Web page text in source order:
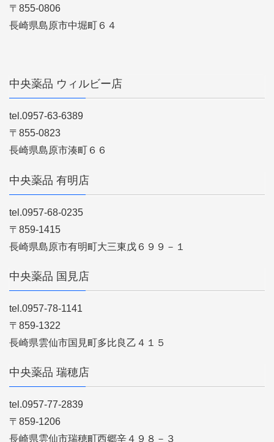
〒855-0806
長崎県島原市中堀町６４
中央薬品 ウィルビー店
tel.0957-63-6389
〒855-0823
長崎県島原市湊町６６
中央薬品 有明店
tel.0957-68-0235
〒859-1415
長崎県島原市有明町大三東戊６９９－１
中央薬品 国見店
tel.0957-78-1141
〒859-1322
長崎県雲仙市国見町多比良乙４１５
中央薬品 瑞穂店
tel.0957-77-2839
〒859-1206
長崎県雲仙市瑞穂町西郷辛４９８－３